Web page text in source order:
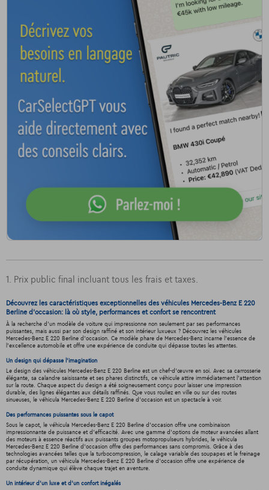
1. Prix public final incluant tous les frais et taxes.
Découvrez les caractéristiques exceptionnelles des véhicules Mercedes-Benz E 220
Berline d'occasion: là où style, performances et confort se rencontrent
À la recherche d'un modèle de voiture qui impressionne non seulement par ses performances
puissantes, mais aussi par son design raffiné et son intérieur luxueux ? Découvrez les véhicules
Mercedes-Benz E 220 Berline d'occasion. Ce modèle phare de Mercedes-Benz incarne l'essence de
l'excellence automobile et offre une expérience de conduite qui dépasse toutes les attentes.
Un design qui dépasse l'imagination
Le design des véhicules Mercedes-Benz E 220 Berline est un chef-d'œuvre en soi. Avec sa carrosserie
élégante, sa calandre saisissante et ses phares distinctifs, ce véhicule attire immédiatement l'attention
sur la route. Chaque aspect du design a été soigneusement conçu pour laisser une impression
durable, des lignes élégantes aux détails raffinés. Que vous rouliez en ville ou sur des routes
sinueuses, le véhicula Mercedes-Benz E 220 Berline d'occasion est un spectacle à voir.
Des performances puissantes sous le capot
Sous le capot, le véhicula Mercedes-Benz E 220 Berline d'occasion offre une combinaison
impressionnante de puissance et d'efficacité. Avec une gamme d'options de moteur avancées allant
des moteurs à essence réactifs aux puissants groupes motopropulseurs hybrides, le véhicula
Mercedes-Benz E 220 Berline d'occasion offre des performances sans compromis. Grâce à des
technologies avancées telles que la turbocompression, le calage variable des soupapes et le freinage
par récupération, un véhicula Mercedes-Benz E 220 Berline d'occasion offre une expérience de
conduite dynamique qui élève chaque trajet en aventure.
Un intérieur d’un luxe et d’un confort inégalés